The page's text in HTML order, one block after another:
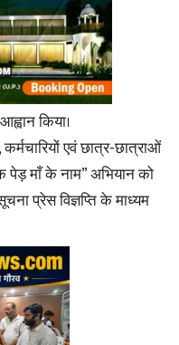
किया।
एवं छात्र-छात्राओं
पेड़ माँ के नाम” अभियान को
प्रेस विज्ञप्ति के माध्यम